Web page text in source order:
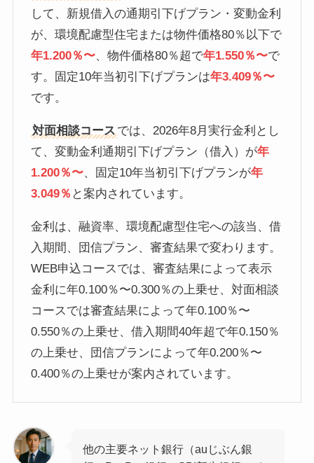
して、新規借入の通期引下げプラン・変動金利
が、環境配慮型住宅または物件価格80％以下で
年1.200％〜、物件価格80％超で年1.550％〜で
す。固定10年当初引下げプランは年3.409％〜
です。
対面相談コース では、2026年8月実行金利とし
て、変動金利通期引下げプラン（借入）が年
1.200％〜、固定10年当初引下げプランが年
3.049％ と案内されています。
金利は、融資率、環境配慮型住宅への該当、借
入期間、団信プラン、審査結果で変わります。
WEB申込コースでは、審査結果によって表示
金利に年0.100％〜0.300％の上乗せ、対面相談
コースでは審査結果によって年0.100％〜
0.550％の上乗せ、借入期間40年超で年0.150％
の上乗せ、団信プランによって年0.200％〜
0.400％の上乗せが案内されています。
他の主要ネット銀行（auじぶん銀